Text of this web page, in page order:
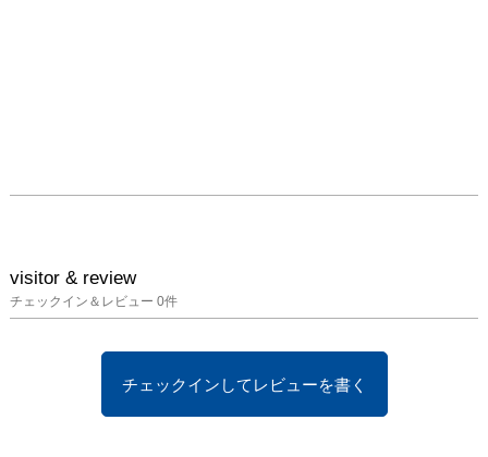
visitor & review
チェックイン＆レビュー 0件
チェックインしてレビューを書く